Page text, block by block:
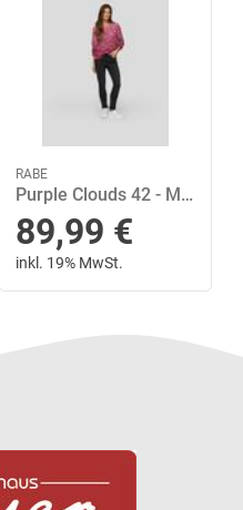
RABE
Purple Clouds 42 - Malve
89,99 €
inkl. 19% MwSt.